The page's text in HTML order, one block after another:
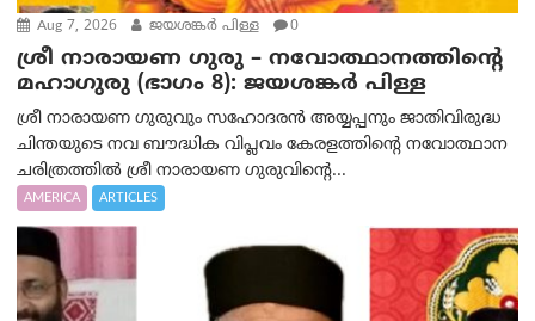
Aug 7, 2026 ജയശങ്കര്‍ പിള്ള 0
ശ്രീ നാരായണ ഗുരു – നവോത്ഥാനത്തിന്റെ
മഹാഗുരു (ഭാഗം 8): ജയശങ്കര്‍ പിള്ള
ശ്രീ നാരായണ ഗുരുവും സഹോദരൻ അയ്യപ്പനും ജാതിവിരുദ്ധ
ചിന്തയുടെ നവ ബൗദ്ധിക വിപ്ലവം കേരളത്തിന്റെ നവോത്ഥാന
ചരിത്രത്തിൽ ശ്രീ നാരായണ ഗുരുവിന്റെ...
AMERICA ARTICLES